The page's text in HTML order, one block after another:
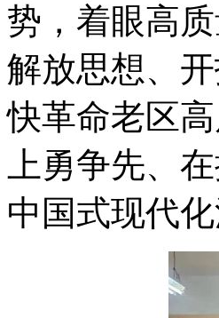
势，着眼高
解放思想、
快革命老区
上勇争先、
中国式现代化